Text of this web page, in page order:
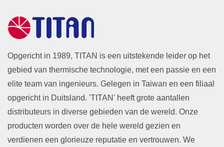
Opgericht in 1989, TITAN is een uitstekende leider op het
gebied van thermische technologie, met een passie en een
elite team van ingenieurs. Gelegen in Taiwan en een filiaal
opgericht in Duitsland. 'TITAN' heeft grote aantallen
distributeurs in diverse gebieden van de wereld. Onze
producten worden over de hele wereld gezien en
verdienen een glorieuze reputatie en vertrouwen. We